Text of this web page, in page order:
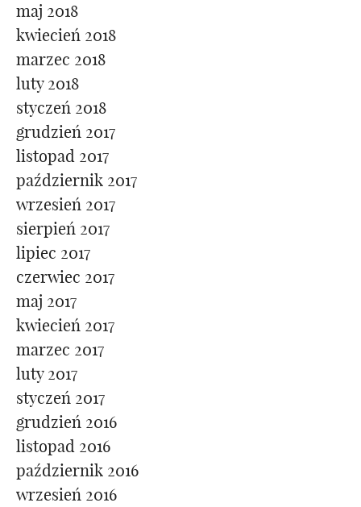
maj 2018
kwiecień 2018
marzec 2018
luty 2018
styczeń 2018
grudzień 2017
listopad 2017
październik 2017
wrzesień 2017
sierpień 2017
lipiec 2017
czerwiec 2017
maj 2017
kwiecień 2017
marzec 2017
luty 2017
styczeń 2017
grudzień 2016
listopad 2016
październik 2016
wrzesień 2016